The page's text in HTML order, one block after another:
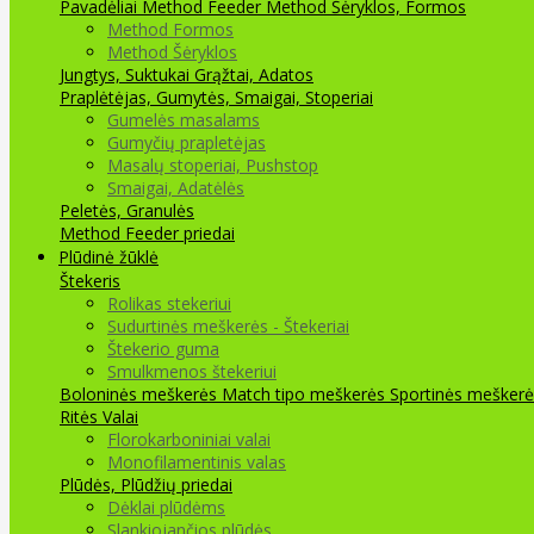
Pavadėliai Method Feeder Method Šėryklos, Formos
Method Formos
Method Šėryklos
Jungtys, Suktukai Grąžtai, Adatos
Praplėtėjas, Gumytės, Smaigai, Stoperiai
Gumelės masalams
Gumyčių prapletėjas
Masalų stoperiai, Pushstop
Smaigai, Adatėlės
Peletės, Granulės
Method Feeder priedai
Plūdinė žūklė
Štekeris
Rolikas stekeriui
Sudurtinės meškerės - Štekeriai
Štekerio guma
Smulkmenos štekeriui
Boloninės meškerės Match tipo meškerės Sportinės
Ritės Valai
Florokarboniniai valai
Monofilamentinis valas
Plūdės, Plūdžių priedai
Dėklai plūdėms
Slankiojančios plūdės